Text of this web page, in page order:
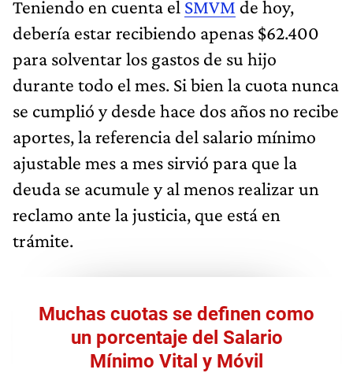
Teniendo en cuenta el SMVM de hoy,
debería estar recibiendo apenas $62.400
para solventar los gastos de su hijo
durante todo el mes. Si bien la cuota nunca
se cumplió y desde hace dos años no recibe
aportes, la referencia del salario mínimo
ajustable mes a mes sirvió para que la
deuda se acumule y al menos realizar un
reclamo ante la justicia, que está en
trámite.
Muchas cuotas se definen como
un porcentaje del Salario
Mínimo Vital y Móvil